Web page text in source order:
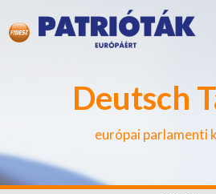
Deutsch
európai parlamenti